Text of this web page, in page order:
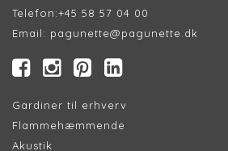
Telefon:+45 58 57 04 00
Email: pagunette@pagunette.dk
Gardiner til erhverv
Flammehæmmende
Akustik